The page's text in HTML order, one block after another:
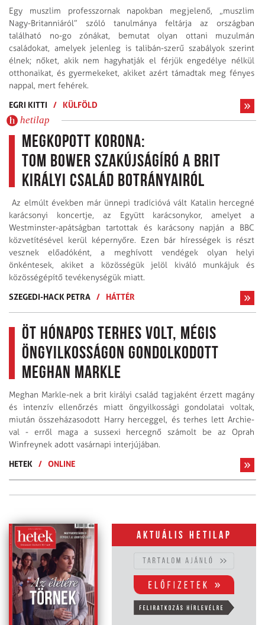
Egy muszlim professzornak napokban megjelenő, „muszlim
Nagy-Britanniáról” szóló tanulmánya feltárja az országban
található no-go zónákat, bemutat olyan ottani muzulmán
családokat, amelyek jelenleg is talibán-szerű szabályok szerint
élnek; nőket, akik nem hagyhatják el férjük engedélye nélkül
otthonaikat, és gyermekeket, akiket azért támadtak meg fényes
nappal, mert fehérek.
EGRI KITTI
/ KÜLFÖLD
hetilap
Megkopott korona:
Tom Bower szakújságíró a brit
királyi család botrányairól
Az elmúlt években már ünnepi tradícióvá vált Katalin hercegné
karácsonyi koncertje, az Együtt karácsonykor, amelyet a
Westminster-apátságban tartottak és karácsony napján a BBC
közvetítésével kerül képernyőre. Ezen bár hírességek is részt
vesznek előadóként, a meghívott vendégek olyan helyi
önkéntesek, akiket a közösségük jelöl kiváló munkájuk és
közösségépítő tevékenységük miatt.
SZEGEDI-HACK PETRA / HÁTTÉR
Öt hónapos terhes volt, mégis
öngyilkosságon gondolkodott
Meghan Markle
Meghan Markle-nek a brit királyi család tagjaként érzett magány
és intenzív ellenőrzés miatt öngyilkossági gondolatai voltak,
miután összeházasodott Harry herceggel, és terhes lett Archie-
val - erről maga a sussexi hercegnő számolt be az Oprah
Winfreynek adott vasárnapi interjújában.
HETEK / ONLINE
Aktuális hetilap